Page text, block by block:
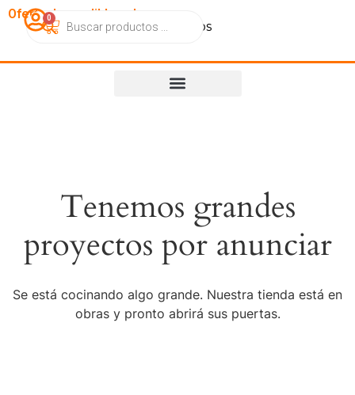
OfertasImperdibles.cl
CatálogoContactoNosotros
0
Tenemos grandes
proyectos por anunciar
Se está cocinando algo grande. Nuestra tienda está en
obras y pronto abrirá sus puertas.